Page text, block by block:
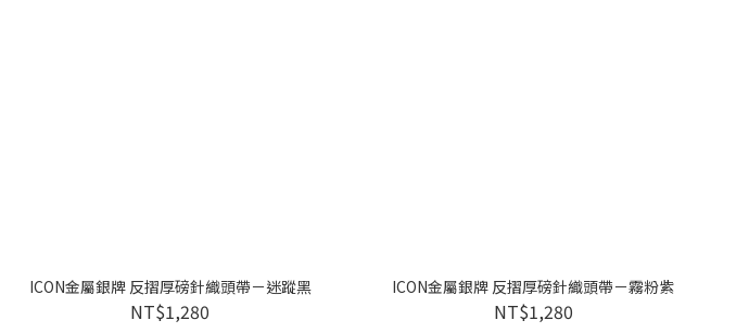
ICON金屬銀牌 反摺厚磅針織頭帶－迷蹤黑
NT$1,280
ICON金屬銀牌 反摺厚磅針織頭帶－霧粉紫
NT$1,280